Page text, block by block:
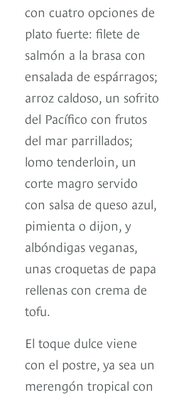
con cuatro opciones de
plato fuerte: filete de
salmón a la brasa con
ensalada de espárragos;
arroz caldoso, un sofrito
del Pacífico con frutos
del mar parrillados;
lomo tenderloin, un
corte magro servido
con salsa de queso azul,
pimienta o dijon, y
albóndigas veganas,
unas croquetas de papa
rellenas con crema de
tofu.
El toque dulce viene
con el postre, ya sea un
merengón tropical con